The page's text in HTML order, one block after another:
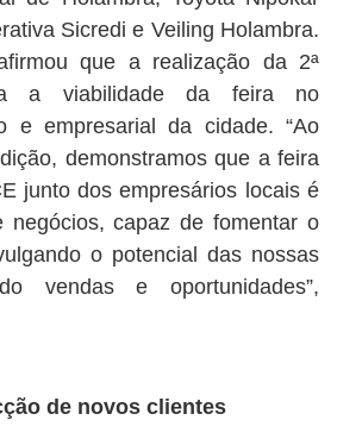
Sicredi e Veiling Holambra.
que a realização da 2ª
a viabilidade da feira no
e empresarial da cidade. “Ao
demonstramos que a feira
junto dos empresários locais é
negócios, capaz de fomentar o
o potencial das nossas
vendas e oportunidades”,
de novos clientes